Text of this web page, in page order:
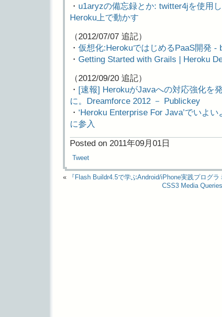
・ u1aryzの備忘録とか: twitter4jを使用
Heroku上で動かす
（2012/07/07 追記）
・ 仮想化:HerokuではじめるPaaS開発 -
・ Getting Started with Grails | Heroku
（2012/09/20 追記）
・ [速報] HerokuがJavaへの対応強化を
に。Dreamforce 2012 － Publickey
・ ‘Heroku Enterprise For Java’でいよ
に参入
Posted on 2011年09月01日
Tweet
«
『Flash Buildr4.5で学ぶAndroid/iPhone実践プログラ
CSS3 Media